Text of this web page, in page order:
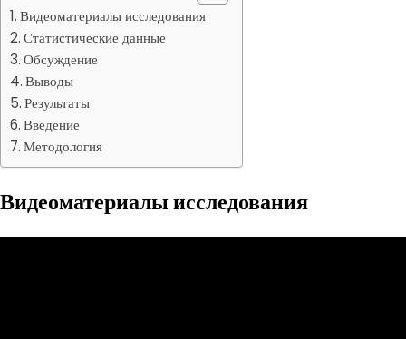
Видеоматериалы исследования
Статистические данные
Обсуждение
Выводы
Результаты
Введение
Методология
Видеоматериалы исследования